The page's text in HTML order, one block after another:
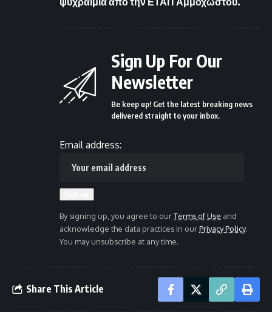
Sign Up For Our
Newsletter
Be keep up! Get the latest breaking news
delivered straight to your inbox.
Email address:
By signing up, you agree to ourTerms of Use and
acknowledge the data practices in ourPrivacy Policy.
You may unsubscribe at any time.
Share This Article